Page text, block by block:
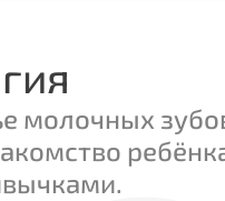
молочных